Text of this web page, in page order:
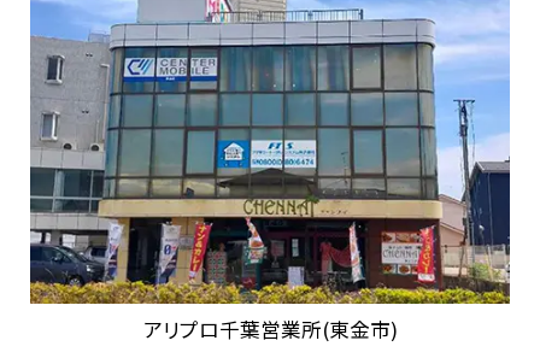
アリプロ千葉営業所(東金市)